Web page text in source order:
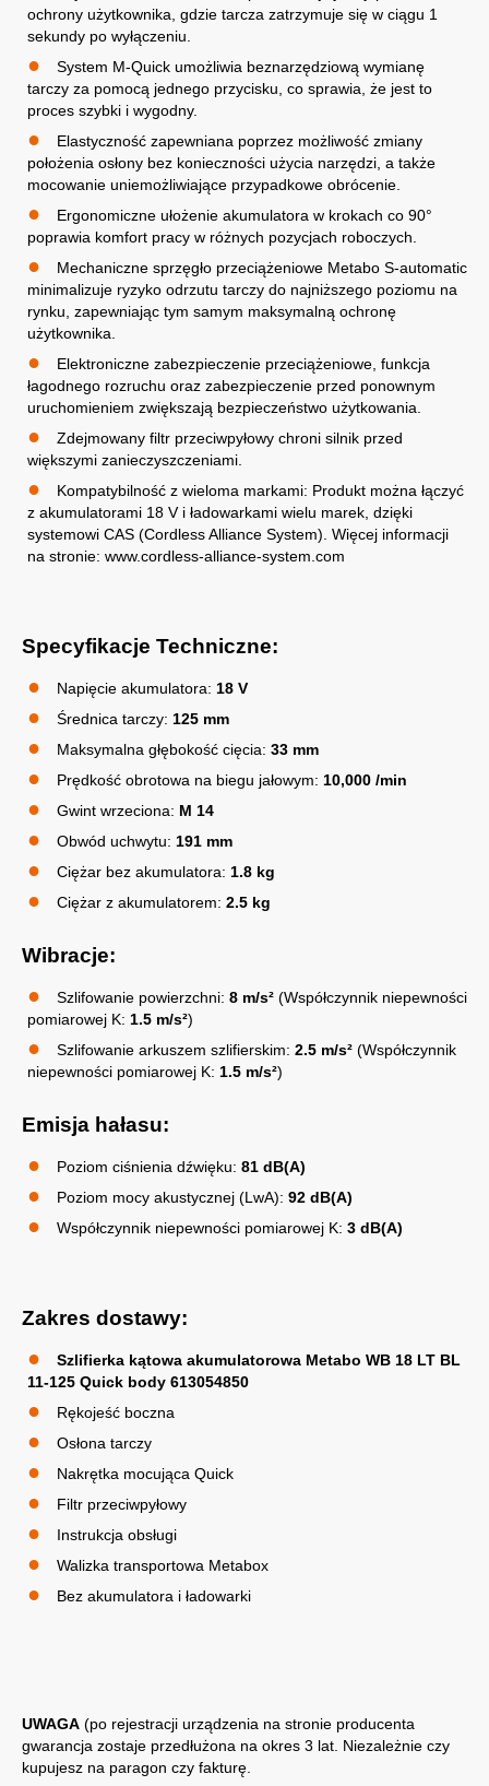
ochrony użytkownika, gdzie tarcza zatrzymuje się w ciągu 1
sekundy po wyłączeniu.
System M-Quick umożliwia beznarzędziową wymianę
tarczy za pomocą jednego przycisku, co sprawia, że jest to
proces szybki i wygodny.
Elastyczność zapewniana poprzez możliwość zmiany
położenia osłony bez konieczności użycia narzędzi, a także
mocowanie uniemożliwiające przypadkowe obrócenie.
Ergonomiczne ułożenie akumulatora w krokach co 90°
poprawia komfort pracy w różnych pozycjach roboczych.
Mechaniczne sprzęgło przeciążeniowe Metabo S-automatic
minimalizuje ryzyko odrzutu tarczy do najniższego poziomu na
rynku, zapewniając tym samym maksymalną ochronę
użytkownika.
Elektroniczne zabezpieczenie przeciążeniowe, funkcja
łagodnego rozruchu oraz zabezpieczenie przed ponownym
uruchomieniem zwiększają bezpieczeństwo użytkowania.
Zdejmowany filtr przeciwpyłowy chroni silnik przed
większymi zanieczyszczeniami.
Kompatybilność z wieloma markami: Produkt można łączyć
z akumulatorami 18 V i ładowarkami wielu marek, dzięki
systemowi CAS (Cordless Alliance System). Więcej informacji
na stronie: www.cordless-alliance-system.com
Specyfikacje Techniczne:
Napięcie akumulatora: 18 V
Średnica tarczy: 125 mm
Maksymalna głębokość cięcia: 33 mm
Prędkość obrotowa na biegu jałowym: 10,000 /min
Gwint wrzeciona: M 14
Obwód uchwytu: 191 mm
Ciężar bez akumulatora: 1.8 kg
Ciężar z akumulatorem: 2.5 kg
Wibracje:
Szlifowanie powierzchni: 8 m/s² (Współczynnik niepewności
pomiarowej K: 1.5 m/s²)
Szlifowanie arkuszem szlifierskim: 2.5 m/s² (Współczynnik
niepewności pomiarowej K: 1.5 m/s²)
Emisja hałasu:
Poziom ciśnienia dźwięku: 81 dB(A)
Poziom mocy akustycznej (LwA): 92 dB(A)
Współczynnik niepewności pomiarowej K: 3 dB(A)
Zakres dostawy:
Szlifierka kątowa akumulatorowa Metabo WB 18 LT BL
11-125 Quick body 613054850
Rękojeść boczna
Osłona tarczy
Nakrętka mocująca Quick
Filtr przeciwpyłowy
Instrukcja obsługi
Walizka transportowa Metabox
Bez akumulatora i ładowarki
UWAGA (po rejestracji urządzenia na stronie producenta
gwarancja zostaje przedłużona na okres 3 lat. Niezależnie czy
kupujesz na paragon czy fakturę.